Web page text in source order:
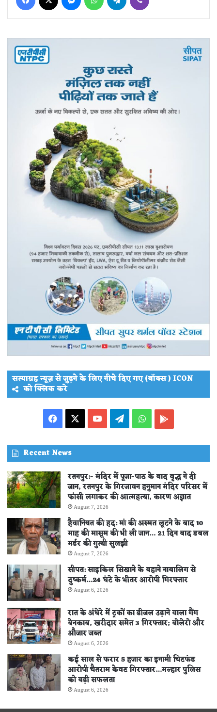
सत्याग्रह न्यूज़ से जुड़ने के लिए नीचे दिए गए (बॉक्स ) ICON
को क्लिक करे
Facebook YouTubeTelegramWhatsApp
Recent News
रतनपुर:- मंदिर में पूजा-पाठ के बाद वृद्ध ने दी
जान, रतनपुर के गिरजावन हनुमान मंदिर परिसर में
फांसी लगाकर की आत्महत्या, कारण अज्ञात
August 7, 2026
हैवानियत की हद: मां की अस्मत लूटने के बाद 10
माह की मासूम की भी ली जान… 21 दिन बाद डबल
मर्डर की गुत्थी सुलझी
August 7, 2026
सीपत: साइकिल सिखाने के बहाने नाबालिग से
दुष्कर्म…24 घंटे के भीतर आरोपी गिरफ्तार
August 6, 2026
रात के अंधेरे में ट्रकों का डीजल उड़ाने वाला गैंग
बेनकाब, खरीदार समेत 3 गिरफ्तार; बोलेरो और
औजार जब्त
August 6, 2026
कई साल से फरार 5 हजार का इनामी चिटफंड
आरोपी चैतराम केवट गिरफ्तार…मल्हार पुलिस
को बड़ी सफलता
August 6, 2026